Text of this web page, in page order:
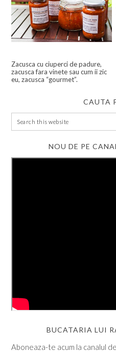
Zacusca cu ciuperci de padure,
zacusca fara vinete sau cum ii zic
eu, zacusca “gourmet”.
CAUTA
NOU DE PE
BUCATARIA LUI
Aboneaza-te acum la canalul